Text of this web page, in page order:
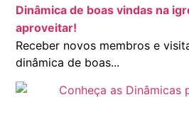
Dinâmica de boas vindas na
aproveitar!
Receber novos membros e
dinâmica de boas...